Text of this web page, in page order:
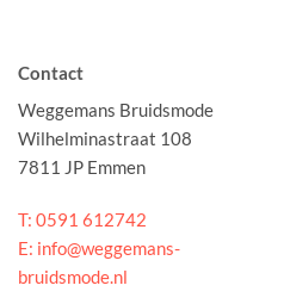
Contact
Weggemans Bruidsmode
Wilhelminastraat 108
7811 JP Emmen
T: 0591 612742
E: info@weggemans-
bruidsmode.nl